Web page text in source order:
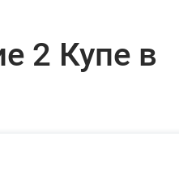
2 Купе в